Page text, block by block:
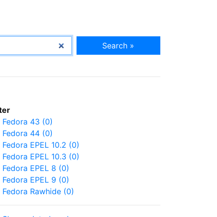
Search »
Fedora 43 (0)
Fedora 44 (0)
Fedora EPEL 10.2 (0)
Fedora EPEL 10.3 (0)
Fedora EPEL 8 (0)
Fedora EPEL 9 (0)
Fedora Rawhide (0)